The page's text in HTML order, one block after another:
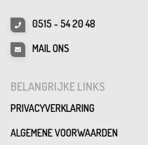
0515 - 54 20 48
MAIL ONS
BELANGRIJKE LINKS
PRIVACYVERKLARING
ALGEMENE VOORWAARDEN